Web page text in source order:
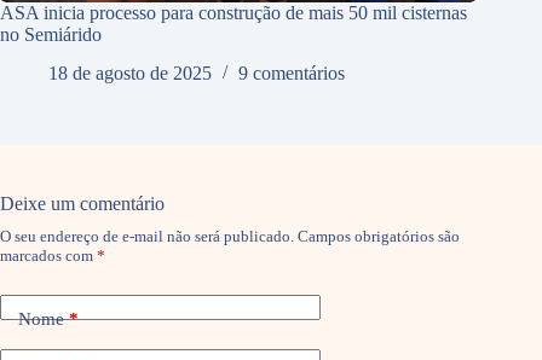
ASA inicia processo para construção de mais 50 mil cisternas
no Semiárido
18 de agosto de 2025
9 comentários
Deixe um comentário
O seu endereço de e-mail não será publicado. Campos obrigatórios são
marcados com *
Nome*